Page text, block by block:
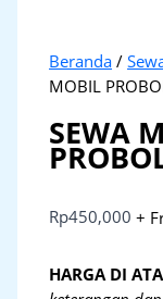
Beranda /
MOBIL
SEWA
Rp450,000 +
HARGA DI